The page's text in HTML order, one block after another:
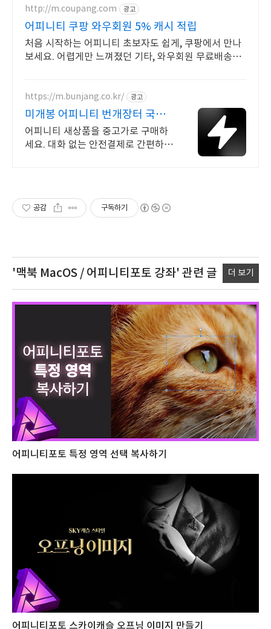
http://m.coupang.com 광고
어피니티 쿠팡 와우회원 5% 캐시 적립
처음 시작하는 어피니티 초보자도 쉽게, 쿠팡에서 만나
보세요. 어렵게만 느껴졌던 기타, 와우회원 무료배송으
https://m.bunjang.co.kr/ 광고
미개봉 어피니티 번개장터 국내
최대 브랜드 중고거래
어피니티 새상품을 중고가로 구매하
세요. 대화 없는 안전결제로 간편하
공감 구독하기
'맥북 MacOS / 어피니티포토 강좌' 관련 글 더 보기
어피니티포토 특정 영역 선택 복사하기
어피니티포토 스카이캐슬 오프닝 이미지 만들기